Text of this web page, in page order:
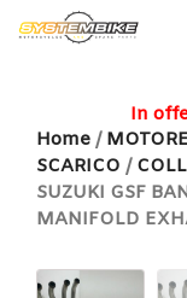
Home
Shop Moto
Shop Ricambi
Home / MOTORE
SCARICO /
SUZUKI GSF
MANIFOLD
In